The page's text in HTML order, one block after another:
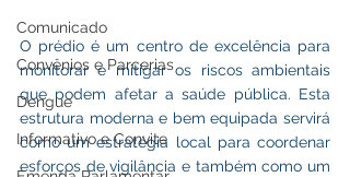
Comunicado
Convênios e Parcerias
Dengue
Informativo e Convite
O prédio é um centro de excelência para
monitorar e mitigar os riscos ambientais
que podem afetar a saúde pública. Esta
estrutura moderna e bem equipada servirá
como um estratégia local para coordenar
esforços de vigilância e também como um